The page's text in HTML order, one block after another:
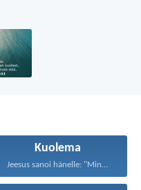
Kuolema
Jeesus sanoi hänelle: "Minä...